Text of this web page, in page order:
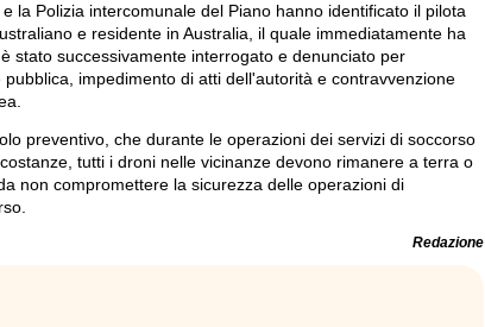
la Polizia intercomunale del Piano hanno identificato il pilota
e residente in Australia, il quale immediatamente ha
stato successivamente interrogato e denunciato per
impedimento di atti dell'autorità e contravvenzione
preventivo, che durante le operazioni dei servizi di soccorso
tutti i droni nelle vicinanze devono rimanere a terra o
non compromettere la sicurezza delle operazioni di
Redazione